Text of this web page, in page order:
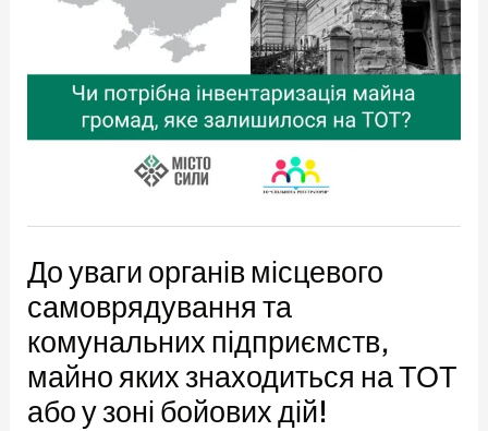
До уваги органів місцевого
самоврядування та
комунальних підприємств,
майно яких знаходиться на ТОТ
або у зоні бойових дій!